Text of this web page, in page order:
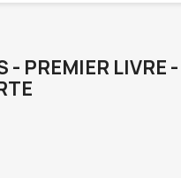
- PREMIER LIVRE